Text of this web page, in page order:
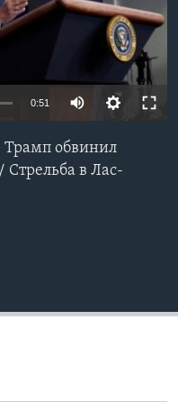
available
0:51
Трамп обвинил
Стрельба в Лас-